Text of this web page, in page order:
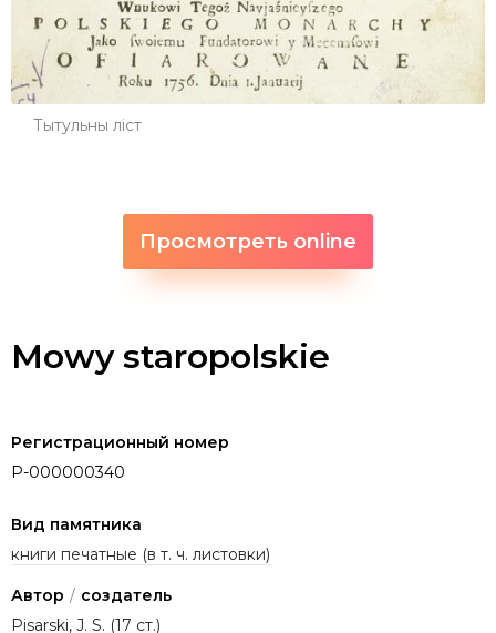
Тытульны ліст
Просмотреть online
Mowy staropolskie
Регистрационный номер
P-000000340
Вид памятника
книги печатные (в т. ч. листовки)
Автор / создатель
Pisarski, J. S. (17 ст.)